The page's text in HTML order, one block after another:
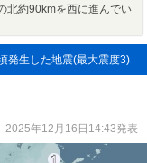
北約90kmを西に進んでい
発生した地震(最大震度3)
2025年12月16日14:43発表